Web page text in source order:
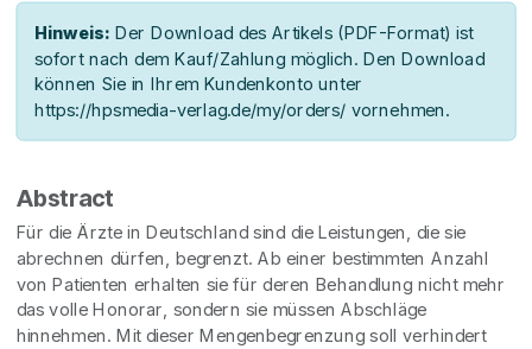
Hinweis: Der Download des Artikels (PDF-Format) ist
sofort nach dem Kauf/Zahlung möglich. Den Download
können Sie in Ihrem Kundenkonto unter
https://hpsmedia-verlag.de/my/orders/ vornehmen.
Abstract
Für die Ärzte in Deutschland sind die Leistungen, die sie
abrechnen dürfen, begrenzt. Ab einer bestimmten Anzahl
von Patienten erhalten sie für deren Behandlung nicht mehr
das volle Honorar, sondern sie müssen Abschläge
hinnehmen. Mit dieser Mengenbegrenzung soll verhindert